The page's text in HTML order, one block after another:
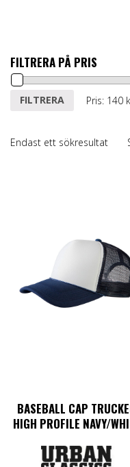
FILTRERA PÅ PRIS
Min
MaxFILTRERA Pris: 140
Endast ett sökresultat
BASEBALL CAP
HIGH PROFILE NAVY/